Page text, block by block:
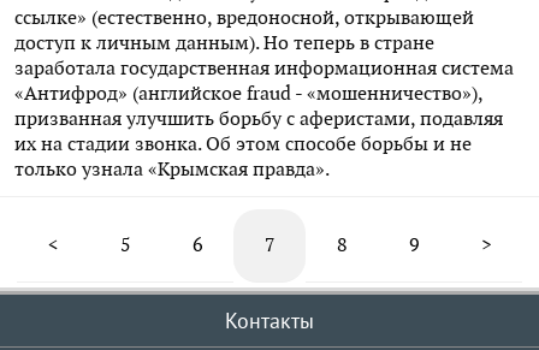
ссылке» (естественно, вредоносной, открывающей
доступ к личным данным). Но теперь в стране
заработала государственная информационная система
«Антифрод» (английское fraud - «мошенничество»),
призванная улучшить борьбу с аферистами, подавляя
их на стадии звонка. Об этом способе борьбы и не
только узнала «Крымская правда».
< 5 6 7 8 9 >
Контакты